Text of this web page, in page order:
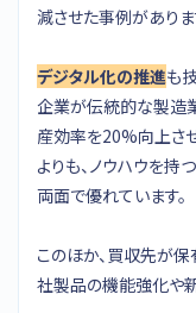
減させた事例がありま
デジタル化の推進も
企業が伝統的な製造
産効率を20%向上さ
よりも、ノウハウを
両面で優れています。
このほか、買収先が保
社製品の機能強化や